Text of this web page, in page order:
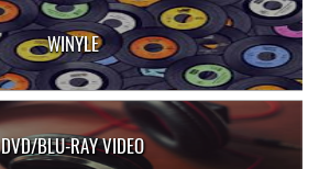
WINYLE
DVD/BLU-RAY VIDEO